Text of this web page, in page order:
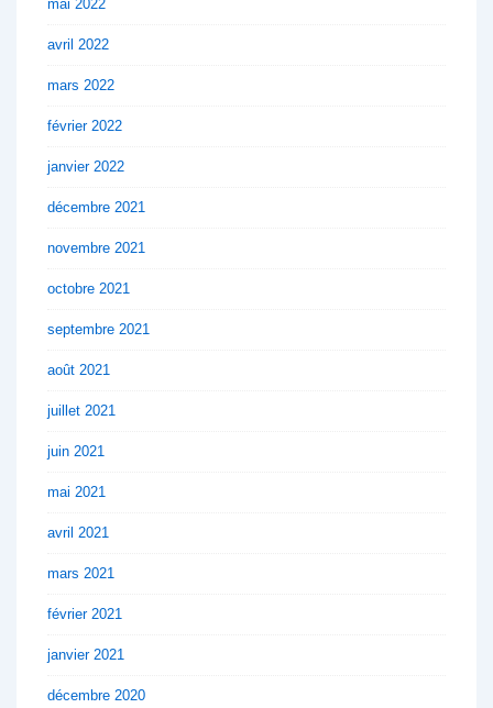
mai 2022
avril 2022
mars 2022
février 2022
janvier 2022
décembre 2021
novembre 2021
octobre 2021
septembre 2021
août 2021
juillet 2021
juin 2021
mai 2021
avril 2021
mars 2021
février 2021
janvier 2021
décembre 2020